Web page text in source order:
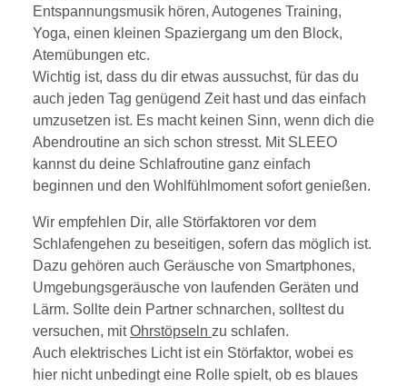
Entspannungsmusik hören, Autogenes Training,
Yoga, einen kleinen Spaziergang um den Block,
Atemübungen etc.
Wichtig ist, dass du dir etwas aussuchst, für das du
auch jeden Tag genügend Zeit hast und das einfach
umzusetzen ist. Es macht keinen Sinn, wenn dich die
Abendroutine an sich schon stresst. Mit SLEEO
kannst du deine Schlafroutine ganz einfach
beginnen und den Wohlfühlmoment sofort genießen.
Wir empfehlen Dir, alle Störfaktoren vor dem
Schlafengehen zu beseitigen, sofern das möglich ist.
Dazu gehören auch Geräusche von Smartphones,
Umgebungsgeräusche von laufenden Geräten und
Lärm. Sollte dein Partner schnarchen, solltest du
versuchen, mitOhrstöpseln zu schlafen.
Auch elektrisches Licht ist ein Störfaktor, wobei es
hier nicht unbedingt eine Rolle spielt, ob es blaues